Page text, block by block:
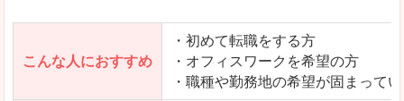
「とらばーゆ」で「長生郡睦沢町」の
求人を含んだページを見てみる
こんな人におすすめ
・初めて転職をする方
・オフィスワークを希望の方
・職種や勤務地の希望が固まって